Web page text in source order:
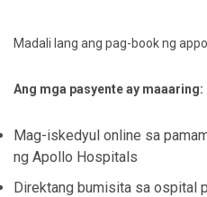
Madali lang ang pag-book ng
Ang mga pasyente ay maaaring:
Mag-iskedyul online sa
ng Apollo Hospitals
Direktang bumisita sa ospital